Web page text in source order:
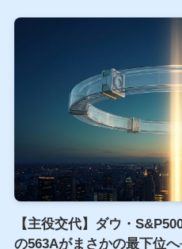
【主役交代】ダウ・
の563Aがまさかの最下位